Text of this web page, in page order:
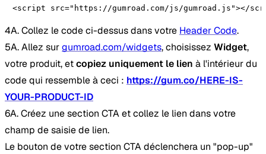
<script src="https://gumroad.com/js/gumroad.js"></
4A. Collez le code ci-dessus dans votre Header Code.
5A. Allez surgumroad.com/widgets, choisissez Widget,
votre produit, etcopiez uniquement le lien à l'intérieur du
code qui ressemble à ceci : https://gum.co/HERE-IS-
YOUR-PRODUCT-ID
6A. Créez une section CTA et collez le lien dans votre
champ de saisie de lien.
Le bouton de votre section CTA déclenchera un "pop-up"